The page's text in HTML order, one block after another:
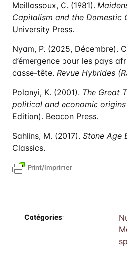
Meillassoux, C. (1981).
Capitalism and the Domestic
University Press.
Nyam, P. (2025, Décembre).
d’émergence pour les pays
casse-tête. Revue Hybrides
Polanyi, K. (2001). The Great
political and economic
Edition). Beacon Press.
Sahlins, M. (2017). Stone Age
Classics.
Print/Imprimer
Catégories: